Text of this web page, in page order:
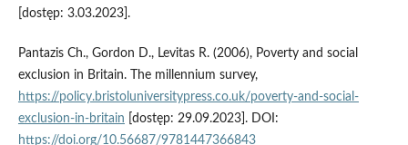
[dostęp: 3.03.2023].
Pantazis Ch., Gordon D., Levitas R. (2006), Poverty and social
exclusion in Britain. The millennium survey,
https://policy.bristoluniversitypress.co.uk/poverty-and-social-
exclusion-in-britain [dostęp: 29.09.2023]. DOI:
https://doi.org/10.56687/9781447366843